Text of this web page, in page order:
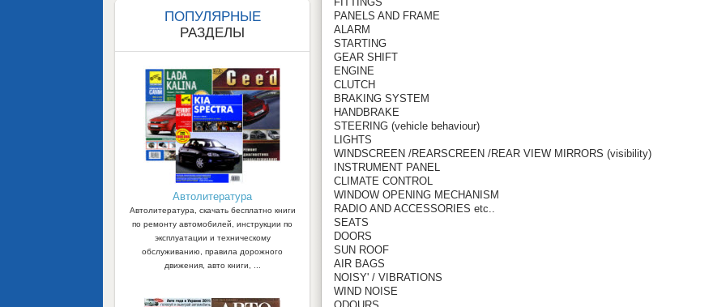
PANELS AND FRAME
ALARM
STARTING
GEAR SHIFT
ENGINE
CLUTCH
BRAKING SYSTEM
HANDBRAKE
STEERING (vehicle behaviour)
LIGHTS
WINDSCREEN /REARSCREEN /REAR VIEW MIRRORS (visibility)
INSTRUMENT PANEL
CLIMATE CONTROL
WINDOW OPENING MECHANISM
RADIO AND ACCESSORIES etc..
SEATS
DOORS
SUN ROOF
AIR BAGS
NOISY' / VIBRATIONS
WIND NOISE
ПОПУЛЯРНЫЕ
РАЗДЕЛЫ
Автолитература
Автолитература, скачать бесплатно книги
по ремонту автомобилей, инструкции по
эксплуатации и техническому
обслуживанию, правила дорожного
движения, авто книги, ...